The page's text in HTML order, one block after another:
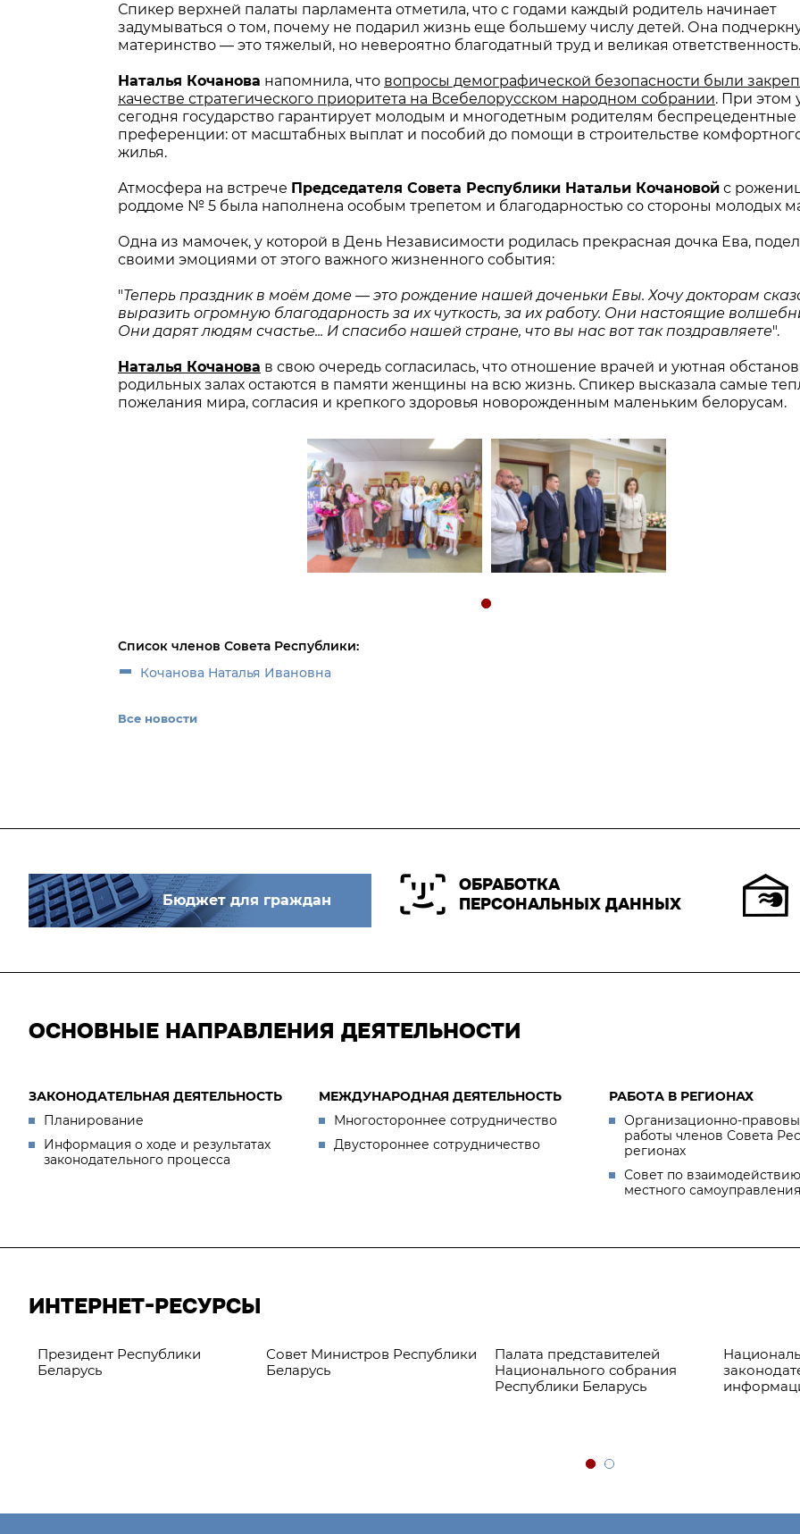
Спикер верхней палаты парламента отметила, что с годами каждый родитель начинает
задумываться о том, почему не подарил жизнь еще большему числу детей. Она
материнство — это тяжелый, но невероятно благодатный труд и великая ответственность.
Наталья Кочанова напомнила, что вопросы демографической безопасности были
качестве стратегического приоритета на Всебелорусском народном собрании. При этом
сегодня государство гарантирует молодым и многодетным родителям беспрецедентные
преференции: от масштабных выплат и пособий до помощи в строительстве
жилья.
Атмосфера на встрече Председателя Совета Республики Натальи Кочановой с
роддоме № 5 была наполнена особым трепетом и благодарностью со стороны молодых
Одна из мамочек, у которой в День Независимости родилась прекрасная дочка Ева,
своими эмоциями от этого важного жизненного события:
"Теперь праздник в моём доме — это рождение нашей доченьки Евы. Хочу докторам
выразить огромную благодарность за их чуткость, за их работу. Они настоящие
Они дарят людям счастье... И спасибо нашей стране, что вы нас вот так поздравляете".
Наталья Кочанова в свою очередь согласилась, что отношение врачей и уютная
родильных залах остаются в памяти женщины на всю жизнь. Спикер высказала самые
пожелания мира, согласия и крепкого здоровья новорожденным маленьким белорусам.
Список членов Совета Республики:
Кочанова Наталья Ивановна
Все новости
Бюджет для граждан
ОБРАБОТКА
ПЕРСОНАЛЬНЫХ ДАННЫХ
ОСНОВНЫЕ НАПРАВЛЕНИЯ ДЕЯТЕЛЬНОСТИ
ЗАКОНОДАТЕЛЬНАЯ ДЕЯТЕЛЬНОСТЬ
Планирование
Информация о ходе и результатах
законодательного процесса
МЕЖДУНАРОДНАЯ ДЕЯТЕЛЬНОСТЬ
Многостороннее сотрудничество
Двустороннее сотрудничество
РАБОТА В РЕГИОНАХ
Организационно-
работы членов Совета
регионах
Совет по
местного самоуправления
ИНТЕРНЕТ-РЕСУРСЫ
Президент Республики
Беларусь
Совет Министров Республики
Беларусь
Палата представителей
Национального собрания
Республики Беларусь